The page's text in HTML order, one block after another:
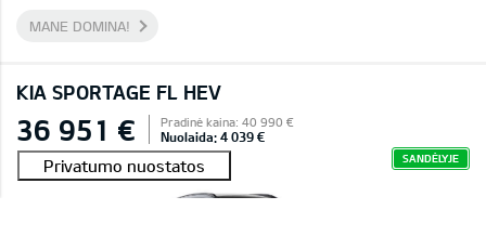
MANE DOMINA!
KIA SPORTAGE FL HEV
36 951 € Pradinė kaina: 40 990 €
Nuolaida: 4 039 €
SANDĖLYJE